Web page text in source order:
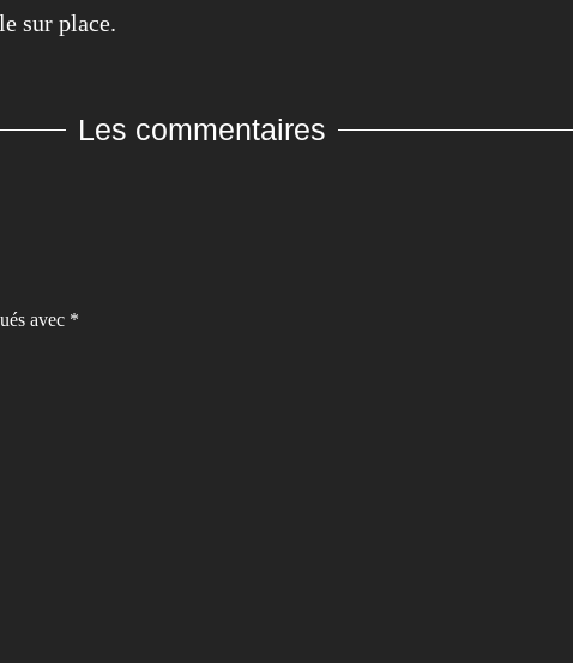
sur place.
Les commentaires
avec *